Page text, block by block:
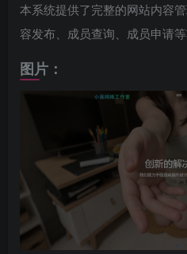
本系统提供了完整的网站内容
容发布、成员查询、成员申请等
图片：